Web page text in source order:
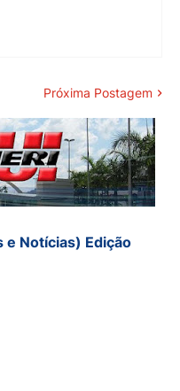
Próxima Postagem
e Notícias) Edição